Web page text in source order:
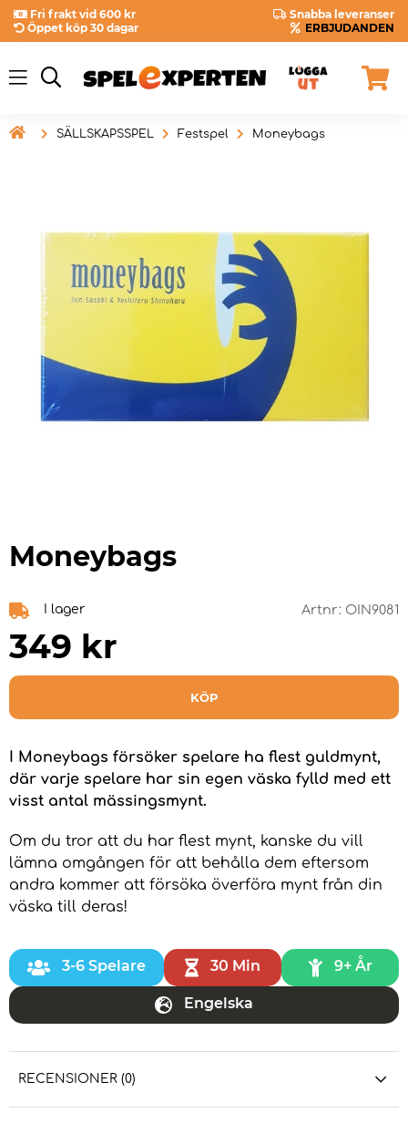
Fri frakt vid 600 kr
Snabba leveranser
Öppet köp 30 dagar
ERBJUDANDEN
 SÄLLSKAPSSPEL Festspel Moneybags
Moneybags
I lager Artnr: OIN9081
349 kr
KÖP
I Moneybags försöker spelare ha flest guldmynt,
där varje spelare har sin egen väska fylld med ett
visst antal mässingsmynt.
Om du tror att du har flest mynt, kanske du vill
lämna omgången för att behålla dem eftersom
andra kommer att försöka överföra mynt från din
väska till deras!
3-6 Spelare 30 Min 9+ År
Engelska
RECENSIONER (0)